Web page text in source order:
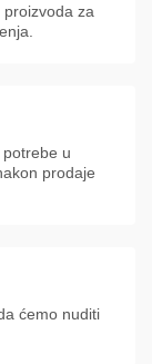
za
u
prodaje
ćemo nuditi